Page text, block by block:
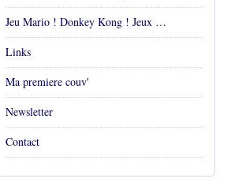
Jeu Mario ! Donkey Kong ! Jeux vidéos Rétro !
Links
Ma premiere couv'
Newsletter
Contact